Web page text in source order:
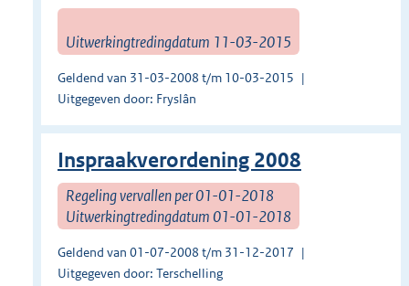
Uitwerkingtredingdatum 11-03-2015
Geldend van 31-03-2008 t/m 10-03-2015
Uitgegeven door: Fryslân
Inspraakverordening 2008
Regeling vervallen per 01-01-2018
Uitwerkingtredingdatum 01-01-2018
Geldend van 01-07-2008 t/m 31-12-2017
Uitgegeven door: Terschelling